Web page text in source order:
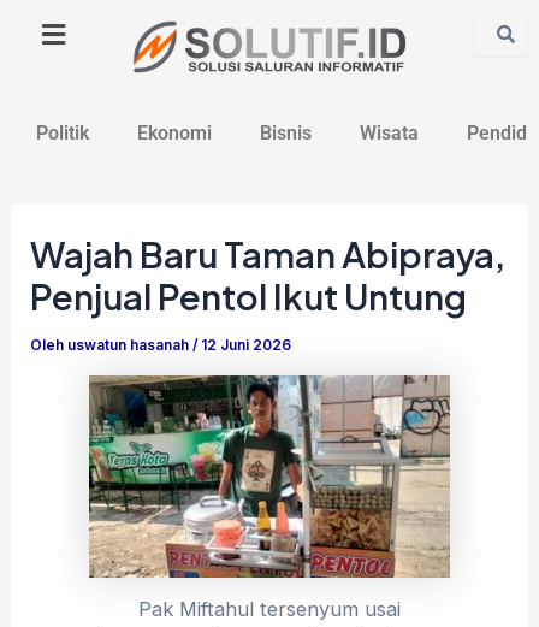
Politik Ekonomi Bisnis Wisata
Wajah Baru Taman Abipraya,
Penjual Pentol Ikut Untung
Oleh uswatun hasanah/ 12 Juni 2026
Pak Miftahul tersenyum usai
navigation